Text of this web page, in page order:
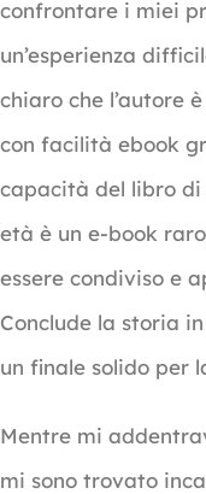
confrontare i miei
un’esperienza
chiaro che l’autore
con facilità ebook
capacità del libro
età è un e-book
essere condiviso e
Conclude la storia
un finale solido per
Mentre mi
mi sono trovato